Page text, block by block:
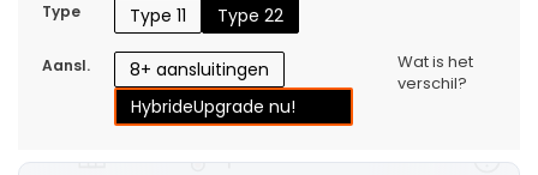
Type Type 11 Type 22
Aansl.
8+ aansluitingen
HybrideUpgrade nu!
Wat is het
verschil?